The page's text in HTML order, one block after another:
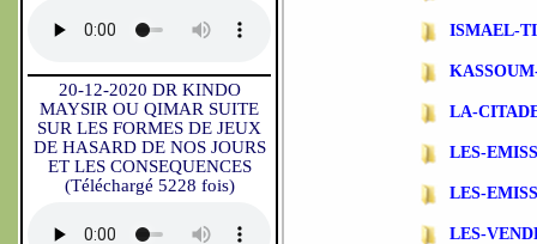
20-12-2020 DR KINDO
MAYSIR OU QIMAR SUITE
SUR LES FORMES DE JEUX
DE HASARD DE NOS JOURS
ET LES CONSEQUENCES
(Téléchargé 5228 fois)
ISMAEL-
LA-
LES-
LES-
LES-